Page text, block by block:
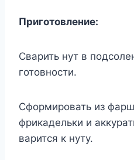
Приготовление:
Сварить нут в
готовности.
Сформировать из
фрикадельки и
варится к нуту.